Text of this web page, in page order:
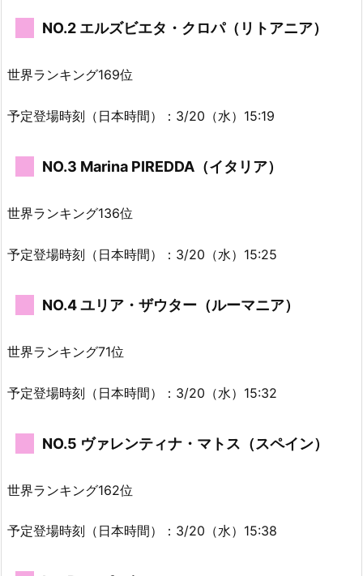
NO.2 エルズビエタ・クロパ（リトアニア）
世界ランキング169位
予定登場時刻（日本時間）：3/20（水）15:19
NO.3 Marina PIREDDA（イタリア）
世界ランキング136位
予定登場時刻（日本時間）：3/20（水）15:25
NO.4 ユリア・ザウター（ルーマニア）
世界ランキング71位
予定登場時刻（日本時間）：3/20（水）15:32
NO.5 ヴァレンティナ・マトス（スペイン）
世界ランキング162位
予定登場時刻（日本時間）：3/20（水）15:38